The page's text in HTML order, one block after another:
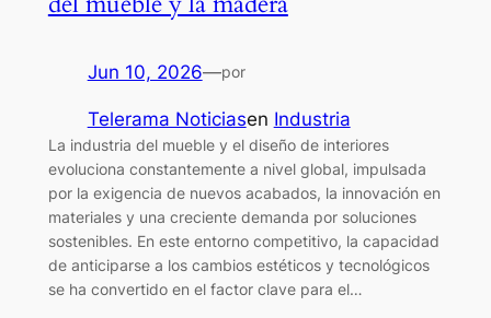
Jun 10, 2026—por
Telerama Noticiasen Industria
La industria del mueble y el diseño de interiores
evoluciona constantemente a nivel global, impulsada
por la exigencia de nuevos acabados, la innovación en
materiales y una creciente demanda por soluciones
sostenibles. En este entorno competitivo, la capacidad
de anticiparse a los cambios estéticos y tecnológicos
se ha convertido en el factor clave para el…